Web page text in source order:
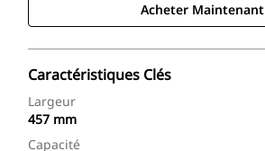
Acheter Maintenant
Caractéristiques Clés
Largeur
457 mm
Capacité